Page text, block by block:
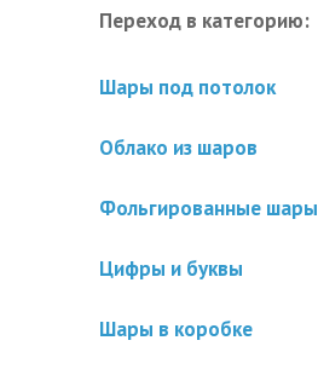
Переход в категорию:
Шары под потолок
Облако из шаров
Фольгированные шары
Цифры и буквы
Шары в коробке